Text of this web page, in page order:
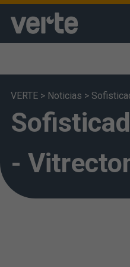
VERTE > Noticias >
-